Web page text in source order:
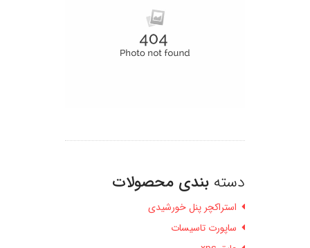
دسته بندی محصولات
استراکچر پنل خورشیدی
ساپورت تاسیسات